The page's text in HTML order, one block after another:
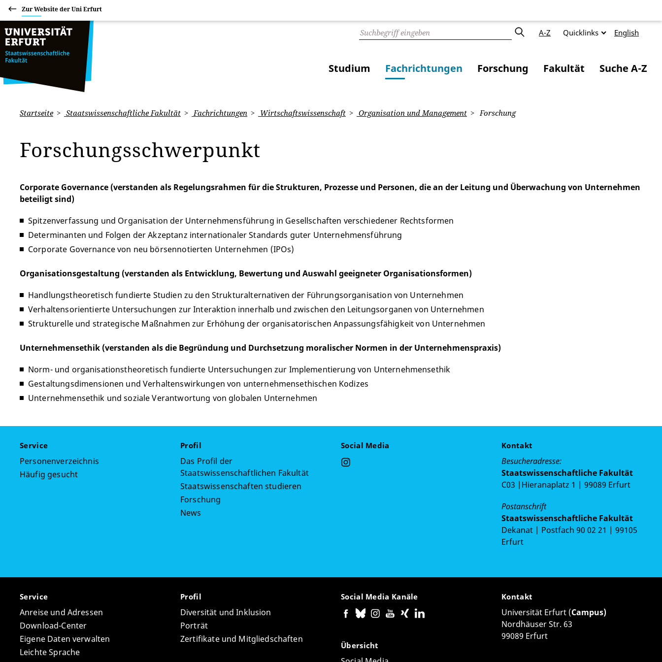
Zur Website der Uni Erfurt
A-Z Quicklinks English
Studium Fachrichtungen Forschung Fakultät Suche A-Z
Startseite Staatswissenschaftliche Fakultät Fachrichtungen Wirtschaftswissenschaft Organisation und Management Forschung
Forschungsschwerpunkt
Corporate Governance (verstanden als Regelungsrahmen für die Strukturen, Prozesse und Personen, die an der Leitung und Überwachung von Unternehmen
beteiligt sind)
Spitzenverfassung und Organisation der Unternehmensführung in Gesellschaften verschiedener Rechtsformen
Determinanten und Folgen der Akzeptanz internationaler Standards guter Unternehmensführung
Corporate Governance von neu börsennotierten Unternehmen (IPOs)
Organisationsgestaltung (verstanden als Entwicklung, Bewertung und Auswahl geeigneter Organisationsformen)
Handlungstheoretisch fundierte Studien zu den Strukturalternativen der Führungsorganisation von Unternehmen
Verhaltensorientierte Untersuchungen zur Interaktion innerhalb und zwischen den Leitungsorganen von Unternehmen
Strukturelle und strategische Maßnahmen zur Erhöhung der organisatorischen Anpassungsfähigkeit von Unternehmen
Unternehmensethik (verstanden als die Begründung und Durchsetzung moralischer Normen in der Unternehmenspraxis)
Norm- und organisationstheoretisch fundierte Untersuchungen zur Implementierung von Unternehmensethik
Gestaltungsdimensionen und Verhaltenswirkungen von unternehmensethischen Kodizes
Unternehmensethik und soziale Verantwortung von globalen Unternehmen
Service
Personenverzeichnis
Häufig gesucht
Profil
Das Profil der
Staatswissenschaftlichen Fakultät
Staatswissenschaften studieren
Forschung
News
Social Media Kontakt
Besucheradresse:
Staatswissenschaftliche Fakultät
C03 |Hieranaplatz 1 | 99089 Erfurt
Postanschrift
Staatswissenschaftliche Fakultät
Dekanat | Postfach 90 02 21 | 99105
Erfurt
Service
Anreise und Adressen
Download-Center
Eigene Daten verwalten
Leichte Sprache
Profil
Diversität und Inklusion
Porträt
Zertifikate und Mitgliedschaften
Social Media Kanäle
Übersicht
Kontakt
Universität Erfurt (Campus)
Nordhäuser Str. 63
99089 Erfurt